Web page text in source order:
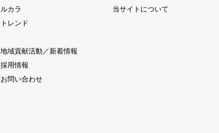
ルカラ
トレンド
地域貢献活動／新着情報
採用情報
お問い合わせ
当サイトについて